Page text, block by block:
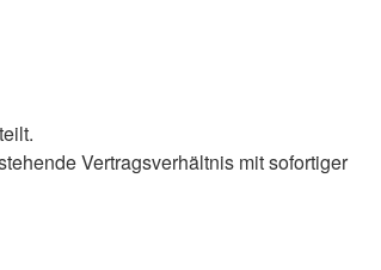
Vertragsverhältnis mit sofortiger